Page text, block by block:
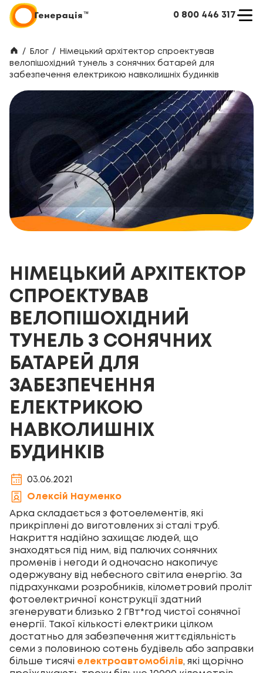
0 800 446 317
/ Блог /
Німецький архітектор спроектував
велопішохідний тунель з сонячних батарей для
забезпечення електрикою навколишніх будинків
НІМЕЦЬКИЙ АРХІТЕКТОР
СПРОЕКТУВАВ
ВЕЛОПІШОХІДНИЙ
ТУНЕЛЬ З СОНЯЧНИХ
БАТАРЕЙ ДЛЯ
ЗАБЕЗПЕЧЕННЯ
ЕЛЕКТРИКОЮ
НАВКОЛИШНІХ
БУДИНКІВ
03.06.2021
Олексій Науменко
Арка складається з фотоелементів, які
прикріплені до виготовлених зі сталі труб.
Накриття надійно захищає людей, що
знаходяться під ним, від палючих сонячних
променів і негоди й одночасно накопичує
одержувану від небесного світила енергію. За
підрахунками розробників, кілометровий проліт
фотоелектричної конструкції здатний
згенерувати близько 2 ГВт*год чистої сонячної
енергії. Такої кількості електрики цілком
достатньо для забезпечення життєдіяльність
семи з половиною сотень будівель або заправки
більше тисячі електроавтомобілів, які щорічно